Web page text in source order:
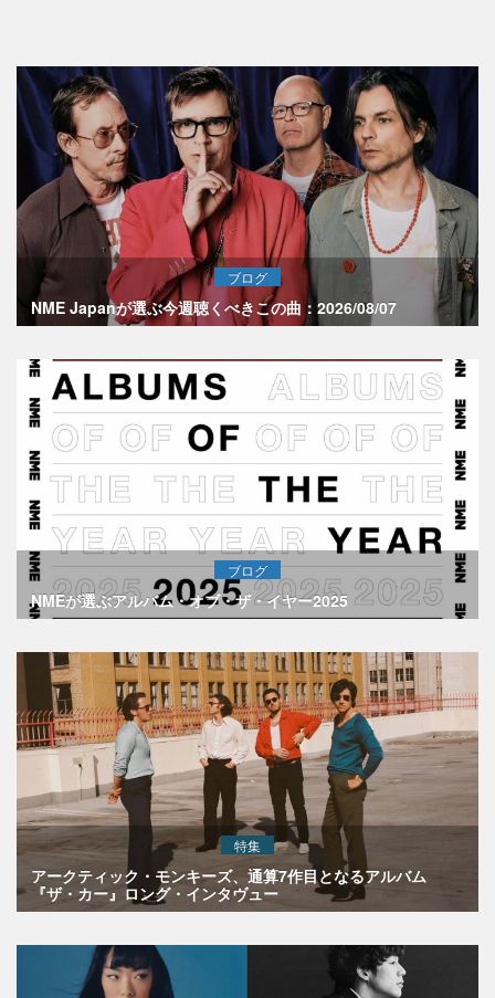
ブログ
NME Japanが選ぶ今週聴くべきこの曲：2026/08/07
ブログ
NMEが選ぶアルバム・オブ・ザ・イヤー2025
特集
アークティック・モンキーズ、通算7作目となるアルバム
『ザ・カー』ロング・インタヴュー